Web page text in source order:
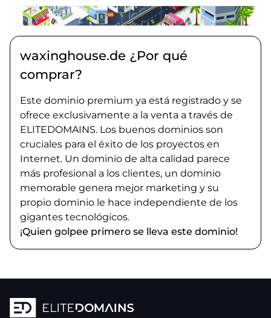
waxinghouse.de ¿Por qué
comprar?
Este dominio premium ya está registrado y se
ofrece exclusivamente a la venta a través de
ELITEDOMAINS. Los buenos dominios son
cruciales para el éxito de los proyectos en
Internet. Un dominio de alta calidad parece
más profesional a los clientes, un dominio
memorable genera mejor marketing y su
propio dominio le hace independiente de los
gigantes tecnológicos.
¡Quien golpee primero se lleva este dominio!